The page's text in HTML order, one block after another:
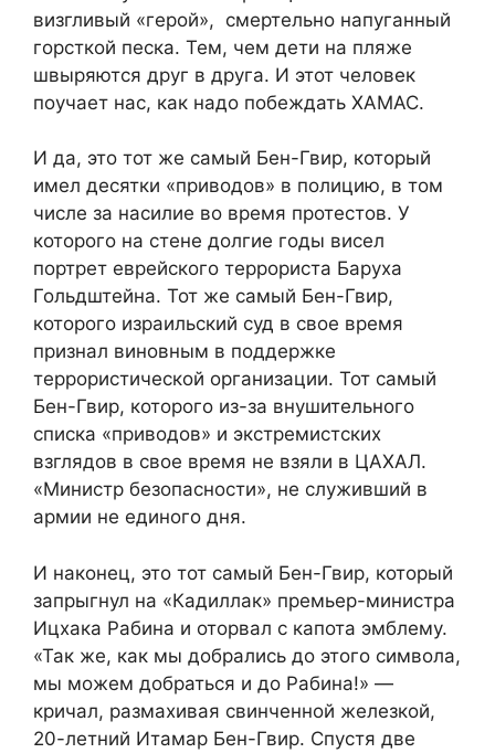
визгливый «герой», смертельно напуганный
горсткой песка. Тем, чем дети на пляже
швыряются друг в друга. И этот человек
поучает нас, как надо побеждать ХАМАС.
И да, это тот же самый Бен-Гвир, который
имел десятки «приводов» в полицию, в том
числе за насилие во время протестов. У
которого на стене долгие годы висел
портрет еврейского террориста Баруха
Гольдштейна. Тот же самый Бен-Гвир,
которого израильский суд в свое время
признал виновным в поддержке
террористической организации. Тот самый
Бен-Гвир, которого из-за внушительного
списка «приводов» и экстремистских
взглядов в свое время не взяли в ЦАХАЛ.
«Министр безопасности», не служивший в
армии не единого дня.
И наконец, это тот самый Бен-Гвир, который
запрыгнул на «Кадиллак» премьер-министра
Ицхака Рабина и оторвал с капота эмблему.
«Так же, как мы добрались до этого символа,
мы можем добраться и до Рабина!» —
кричал, размахивая свинченной железкой,
20-летний Итамар Бен-Гвир. Спустя две